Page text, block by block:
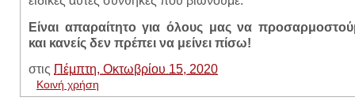
Είναι απαραίτητο για όλους μας να
και κανείς δεν πρέπει να μείνει πίσω!
στις Πέμπτη, Οκτωβρίου 15, 2020
Κοινή χρήση